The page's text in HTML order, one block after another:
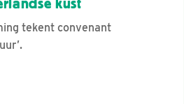
kust
tekent convenant